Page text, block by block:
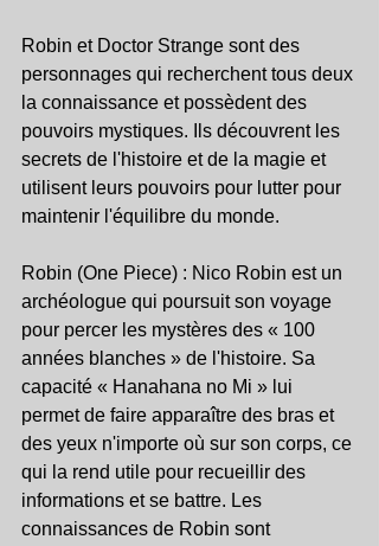
Robin et Doctor Strange sont des
personnages qui recherchent tous deux
la connaissance et possèdent des
pouvoirs mystiques. Ils découvrent les
secrets de l'histoire et de la magie et
utilisent leurs pouvoirs pour lutter pour
maintenir l'équilibre du monde.
Robin (One Piece) : Nico Robin est un
archéologue qui poursuit son voyage
pour percer les mystères des « 100
années blanches » de l'histoire. Sa
capacité « Hanahana no Mi » lui
permet de faire apparaître des bras et
des yeux n'importe où sur son corps, ce
qui la rend utile pour recueillir des
informations et se battre. Les
connaissances de Robin sont